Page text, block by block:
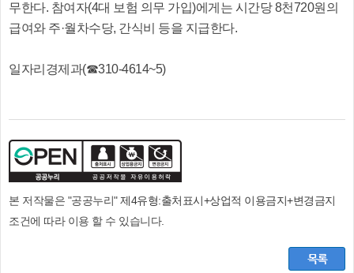
무한다. 참여자(4대 보험 의무 가입)에게는 시간당 8천720원의
급여와 주·월차수당, 간식비 등을 지급한다.
일자리경제과(☎310-4614~5)
본 저작물은 "공공누리"제4유형:출처표시+상업적 이용금지+변경금지
조건에 따라 이용 할 수 있습니다.